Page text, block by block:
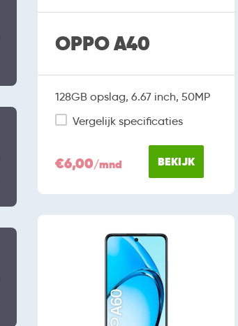
OPPO A40
128GB opslag, 6.67 inch, 50MP
Vergelijk specificaties
€6,00/mnd BEKIJK